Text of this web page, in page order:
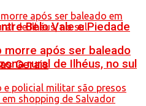
Belo Vale e Piedade
Gerais
morre após ser baleado
rural de Ilhéus, no sul